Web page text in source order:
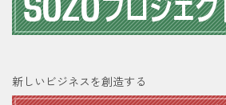
新しいビジネスを創造する